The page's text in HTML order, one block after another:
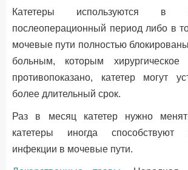
Катетеры используются в
послеоперационный период либо в
мочевые пути полностью
больным, которым хирургическое
противопоказано, катетер могут
более длительный срок.
Раз в месяц катетер нужно
катетеры иногда способствуют
инфекции в мочевые пути.